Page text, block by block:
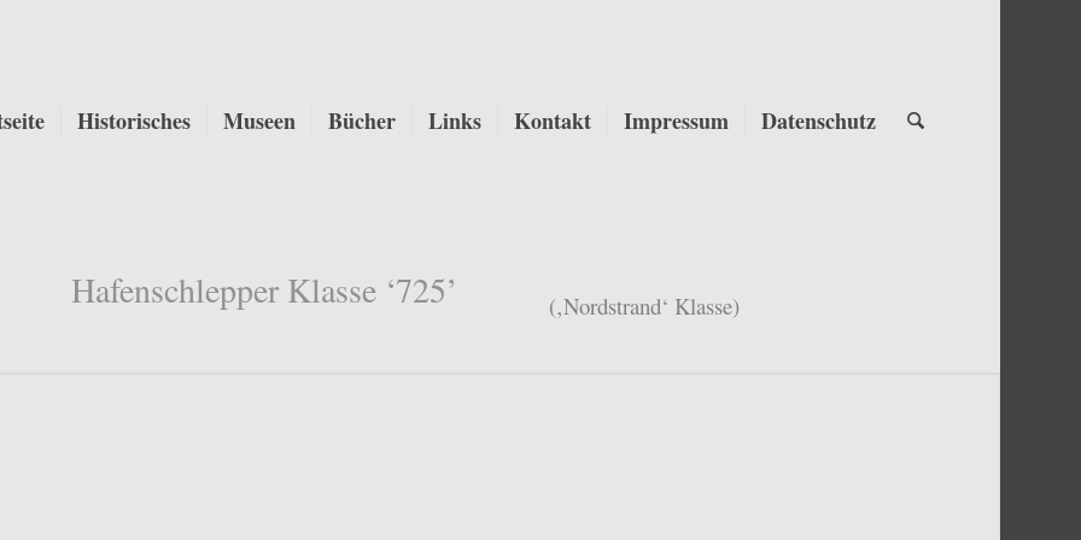
Historisches Museen Bücher Links Kontakt Impressum Datenschutz
Hafenschlepper Klasse ‘725’ (‚Nordstrand‘ Klasse)